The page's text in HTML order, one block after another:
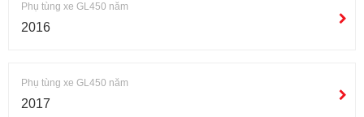
Phụ tùng xe GL450 năm
2016
Phụ tùng xe GL450 năm
2017